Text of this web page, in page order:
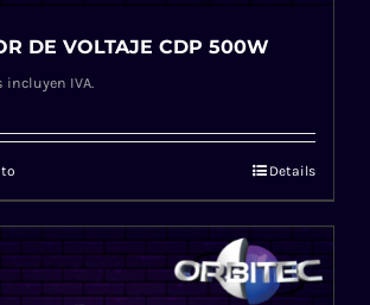
DE VOLTAJE CDP 500W
incluyen IVA.
Details